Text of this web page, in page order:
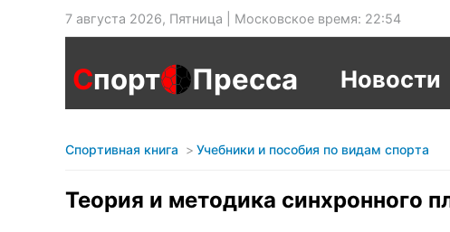
7 августа 2026, Пятница | Московское время: 22:54
Спорт Пресса Новости
Спортивная книга Учебники и пособия по видам спорта
Теория и методика синхронного